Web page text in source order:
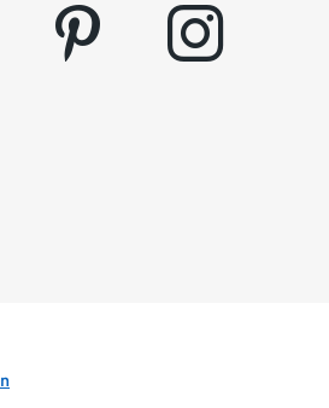
pinterest instagram